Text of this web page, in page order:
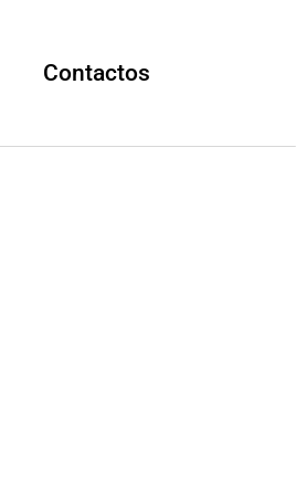
Contactos